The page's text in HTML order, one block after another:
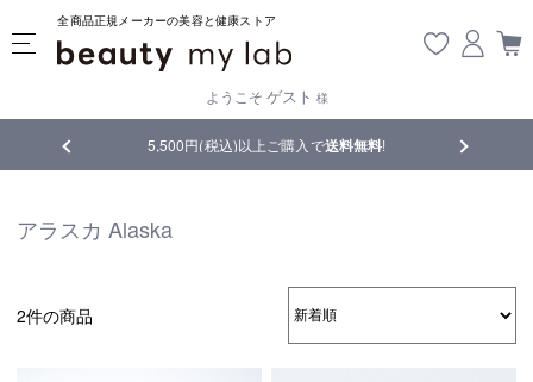
全商品正規メーカーの美容と健康ストア
ようこそ ゲスト 様
5,500円(税込)以上ご購入で送料無料! 【重要】熊本
アラスカ Alaska
2件の商品